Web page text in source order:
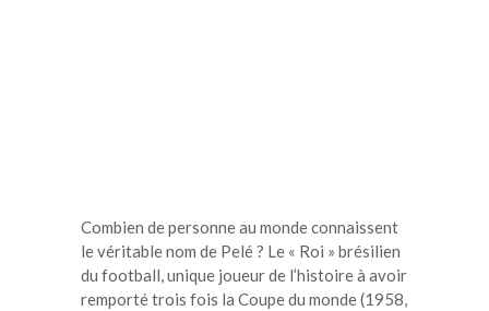
Combien de personne au monde connaissent
le véritable nom de Pelé ? Le « Roi » brésilien
du football, unique joueur de l’histoire à avoir
remporté trois fois la Coupe du monde (1958,